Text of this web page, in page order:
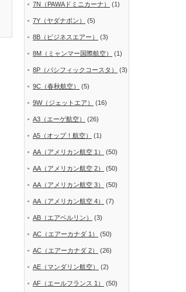
7N（PAWAドミニカーナ） (1)
7Y（ヤダナポン） (5)
8B（ビジネスエアー） (3)
8M（ミャンマー国際航空） (1)
8P（パシフィックコースタ） (3)
9C（春秋航空） (5)
9W（ジェットエア） (16)
A3（エーゲ航空） (26)
A5（オップ！航空） (1)
AA（アメリカン航空 1） (50)
AA（アメリカン航空 2） (50)
AA（アメリカン航空 3） (50)
AA（アメリカン航空 4） (7)
AB（エアベルリン） (3)
AC（エアーカナダ 1） (50)
AC（エアーカナダ 2） (26)
AE（マンダリン航空） (2)
AF（エールフランス 1） (50)